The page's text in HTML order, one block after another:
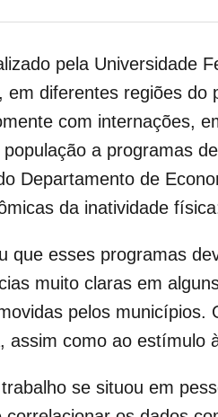
pela Universidade
em diferentes regiões do
com internações,
a programas
Departamento de
da inatividade
que esses programas
muito claras em
pelos municípios.
assim como ao estímulo
se situou em